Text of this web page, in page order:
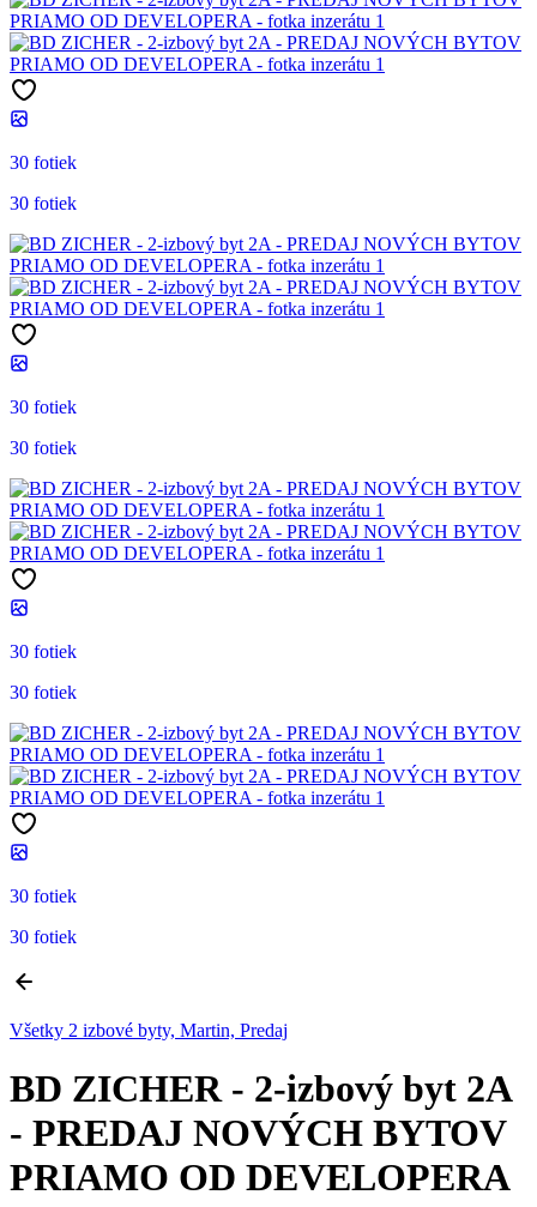
30 fotiek
30 fotiek
30 fotiek
30 fotiek
30 fotiek
30 fotiek
30 fotiek
30 fotiek
Všetky 2 izbové byty, Martin, Predaj
BD ZICHER - 2-izbový byt 2A
- PREDAJ NOVÝCH BYTOV
PRIAMO OD DEVELOPERA